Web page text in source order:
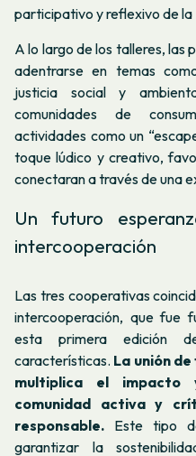
participativo y reflexivo de la
A lo largo de los talleres, las
adentrarse en temas
justicia social y
comunidades de
actividades como un
toque lúdico y creativo,
conectaran a través de una
Un futuro
intercooperación
Las tres cooperativas
intercooperación, que fue
esta primera edición
características. La unión
multiplica el impacto
comunidad activa y
responsable. Este tipo
garantizar la